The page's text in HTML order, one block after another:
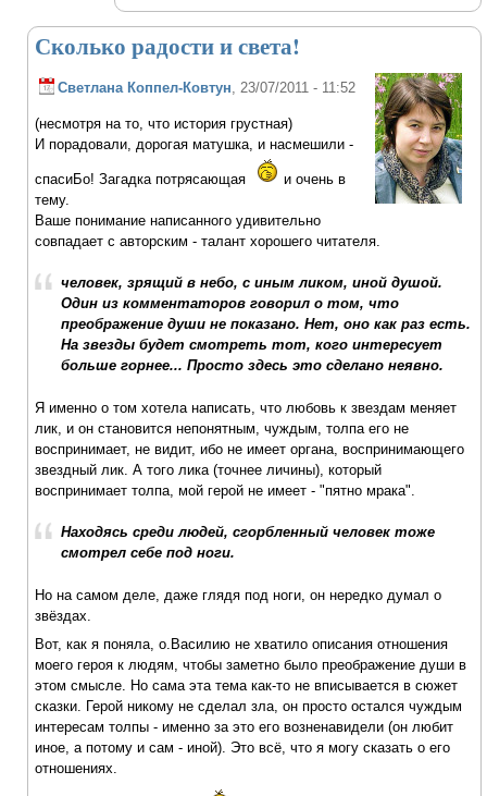
Сколько радости и света!
Светлана Коппел-Ковтун , 23/07/2011 - 11:52
(несмотря на то, что история грустная)
И порадовали, дорогая матушка, и насмешили -
спасиБо! Загадка потрясающая
и очень в
тему.
Ваше понимание написанного удивительно
совпадает с авторским - талант хорошего читателя.
человек, зрящий в небо, с иным ликом, иной душой.
Один из комментаторов говорил о том, что
преображение души не показано. Нет, оно как раз есть.
На звезды будет смотреть тот, кого интересует
больше горнее... Просто здесь это сделано неявно.
Я именно о том хотела написать, что любовь к звездам меняет
лик, и он становится непонятным, чуждым, толпа его не
воспринимает, не видит, ибо не имеет органа, воспринимающего
звездный лик. А того лика (точнее личины), который
воспринимает толпа, мой герой не имеет - "пятно мрака".
Находясь среди людей, сгорбленный человек тоже
смотрел себе под ноги.
Но на самом деле, даже глядя под ноги, он нередко думал о
звёздах.
Вот, как я поняла, о.Василию не хватило описания отношения
моего героя к людям, чтобы заметно было преображение души в
этом смысле. Но сама эта тема как-то не вписывается в сюжет
сказки. Герой никому не сделал зла, он просто остался чуждым
интересам толпы - именно за это его возненавидели (он любит
иное, а потому и сам - иной). Это всё, что я могу сказать о его
отношениях.